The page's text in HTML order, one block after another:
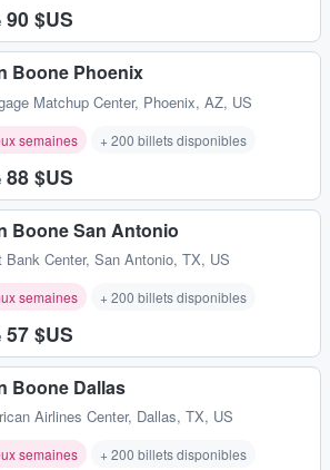
90 $US
Boone Phoenix
Matchup Center, Phoenix, AZ, US
semaines + 200 billets disponibles
88 $US
Boone San Antonio
Bank Center, San Antonio, TX, US
semaines + 200 billets disponibles
57 $US
Boone Dallas
Airlines Center, Dallas, TX, US
semaines + 200 billets disponibles